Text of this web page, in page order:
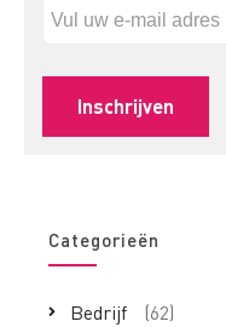
Categorieën
Bedrijf
(62)